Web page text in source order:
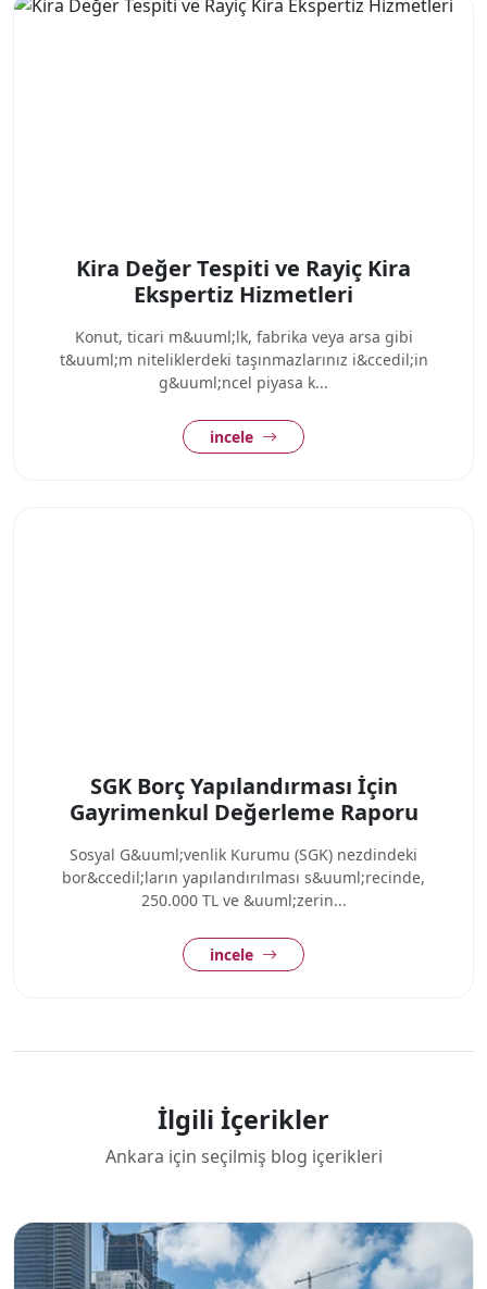
Kira Değer Tespiti ve Rayiç Kira
Ekspertiz Hizmetleri
Konut, ticari m&uuml;lk, fabrika veya arsa gibi
t&uuml;m niteliklerdeki taşınmazlarınız i&ccedil;in
g&uuml;ncel piyasa k...
incele
SGK Borç Yapılandırması İçin
Gayrimenkul Değerleme Raporu
Sosyal G&uuml;venlik Kurumu (SGK) nezdindeki
bor&ccedil;ların yapılandırılması s&uuml;recinde,
250.000 TL ve &uuml;zerin...
incele
İlgili İçerikler
Ankara için seçilmiş blog içerikleri